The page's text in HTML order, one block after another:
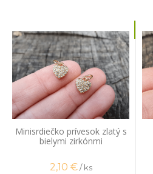
Minisrdiečko prívesok zlatý s
bielymi zirkónmi
2,10 € / ks